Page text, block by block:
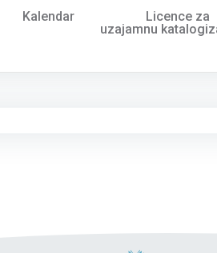
Kalendar
Licence za
uzajamnu